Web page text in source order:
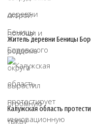
Житель деревни Беницы
07/08
Калужская область
07/08